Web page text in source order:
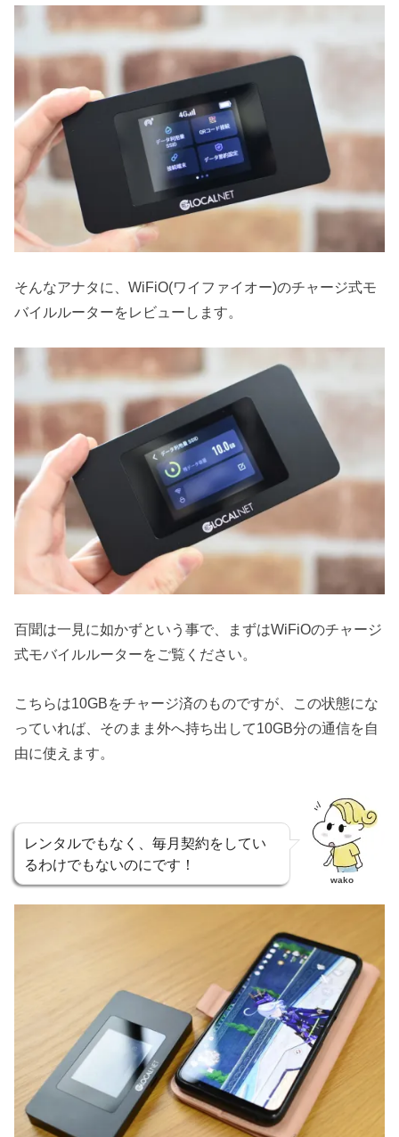
そんなアナタに、WiFiO(ワイファイオー)のチャージ式モ
バイルルーターをレビューします。
百聞は一見に如かずという事で、まずはWiFiOのチャージ
式モバイルルーターをご覧ください。
こちらは10GBをチャージ済のものですが、この状態にな
っていれば、そのまま外へ持ち出して10GB分の通信を自
由に使えます。
レンタルでもなく、毎月契約をしてい
るわけでもないのにです！
wako